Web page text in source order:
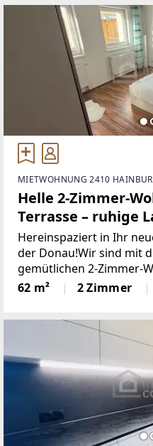
MIETWOHNUNG 2410
Helle 2-Zimmer-
Terrasse – ruhige
Hereinspaziert in Ihr
der Donau!Wir sind mit
gemütlichen 2-Zimmer-
Terrasse beauftragt. Die
eine praktische
62 m² 2 Zimmer